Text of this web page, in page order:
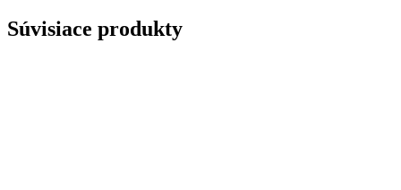
Súvisiace produkty